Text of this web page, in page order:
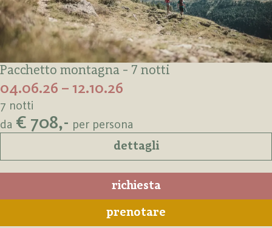
Pacchetto montagna - 7 notti
04.06.26 – 12.10.26
7 notti
da € 708,- per persona
dettagli
richiesta
prenotare